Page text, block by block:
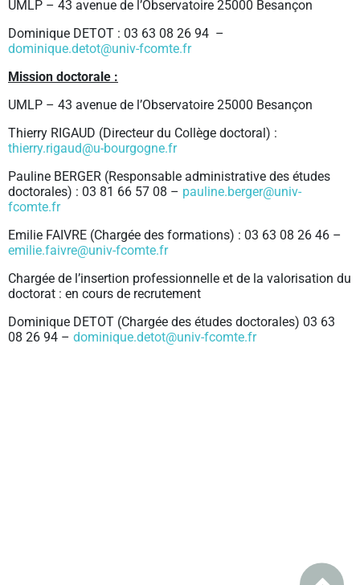
UMLP – 43 avenue de l’Observatoire 25000 Besançon
Dominique DETOT : 03 63 08 26 94 –
dominique.detot@univ-fcomte.fr
Mission doctorale :
UMLP – 43 avenue de l’Observatoire 25000 Besançon
Thierry RIGAUD (Directeur du Collège doctoral) :
thierry.rigaud@u-bourgogne.fr
Pauline BERGER (Responsable administrative des études
doctorales) : 03 81 66 57 08 – pauline.berger@univ-
fcomte.fr
Emilie FAIVRE (Chargée des formations) : 03 63 08 26 46 –
emilie.faivre@univ-fcomte.fr
Chargée de l’insertion professionnelle et de la valorisation du
doctorat : en cours de recrutement
Dominique DETOT (Chargée des études doctorales) 03 63
08 26 94 – dominique.detot@univ-fcomte.fr